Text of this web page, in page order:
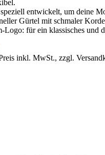
entwickelt, um deine
Gürtel mit schmaler
Logo: für ein klassisches und
inkl. MwSt., zzgl.